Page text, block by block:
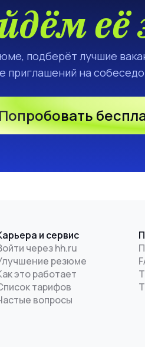
её
подберёт лучшие
приглашений на
и сервис
через hh.ru
резюме
это работает
тарифов
вопросы